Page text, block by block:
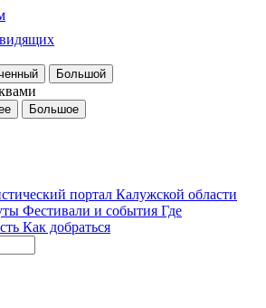
Большой
Большое
Фестивали и события Где
Как добраться